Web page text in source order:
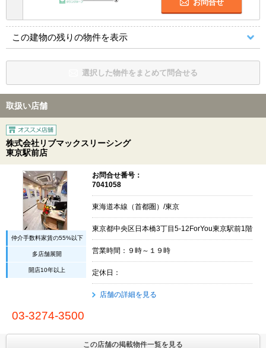
お問合せ
この建物の残りの物件を表示
選択した物件をまとめて問合せる
取扱い店舗
株式会社リブマックスリーシング
東京駅前店
仲介手数料家賃の55%以下
多店舗展開
開店10年以上
お問合せ番号：
7041058
東海道本線（首都圏）/東京
東京都中央区日本橋3丁目5-12ForYou東京駅前1階
営業時間：９時～１９時
定休日：
店舗の詳細を見る
03-3274-3500
この店舗の掲載物件一覧を見る